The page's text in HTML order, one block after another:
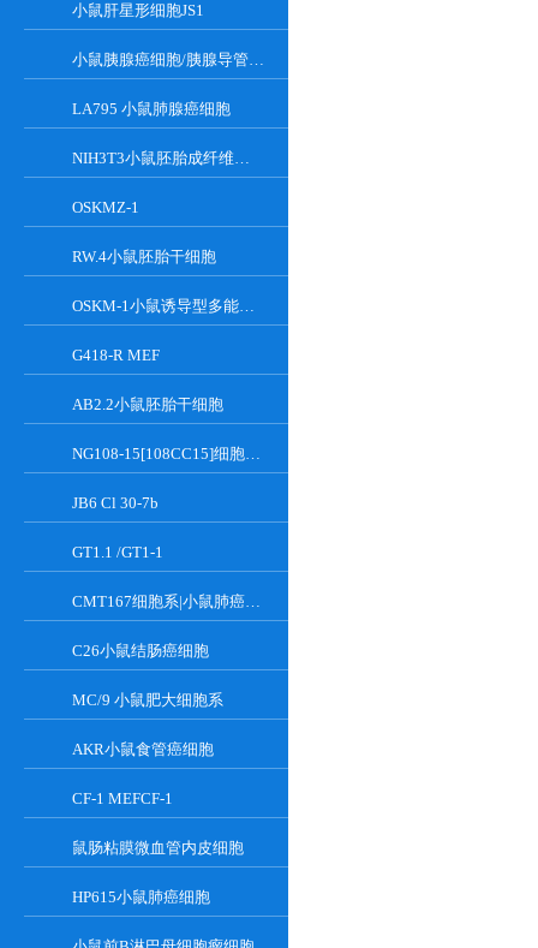
小鼠肝星形细胞JS1
小鼠胰腺癌细胞/胰腺导管癌PAN02
LA795 小鼠肺腺癌细胞
NIH3T3小鼠胚胎成纤维细胞
OSKMZ-1
RW.4小鼠胚胎干细胞
OSKM-1小鼠诱导型多能干细胞
G418-R MEF
AB2.2小鼠胚胎干细胞
NG108-15[108CC15]细胞系|小鼠神经母瘤与大鼠胶质瘤之融合细胞
JB6 Cl 30-7b
GT1.1 /GT1-1
CMT167细胞系|小鼠肺癌细胞
C26小鼠结肠癌细胞
MC/9 小鼠肥大细胞系
AKR小鼠食管癌细胞
CF-1 MEFCF-1
鼠肠粘膜微血管内皮细胞
HP615小鼠肺癌细胞